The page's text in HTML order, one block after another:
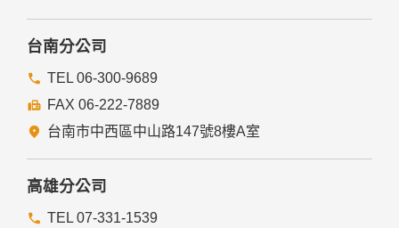
本網站委託廠商協助蒐集、處理或利用您的個人資料時，將對
委外廠商或個人善盡監督管理之責。
六、Cookie之使用
為了提供您最佳的服務，本網站會在您的電腦中放置並取用我
們的Cookie，若您不願接受Cookie的寫入，您可在您使用的
瀏覽器功能項中設定隱私權等級為高，即可拒絕Cookie的寫
七、隱私權保護政策之修正
款將刊登於網站上。
台南分公司
TEL 06-300-9689
FAX 06-222-7889
台南市中西區中山路147號8樓A室
高雄分公司
TEL 07-331-1539